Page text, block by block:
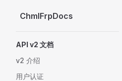
Skip to content
ChmlFrpDocs
API v2 文档
v2 介绍
用户认证